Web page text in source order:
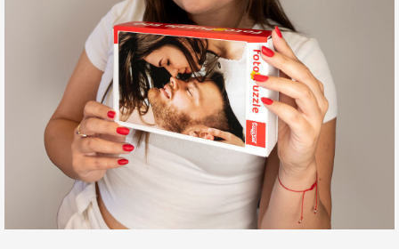
Fartuchy
personalizowane
Torby
personalizowane
Poduszki ze
zdjęciem
Inne
na 30 urodziny
na 40 urodziny
na 50 urodziny
na wesele
na rocznicę
dla ucznia
dla nauczyciela
dla miłośników
kotów
dla miłośników